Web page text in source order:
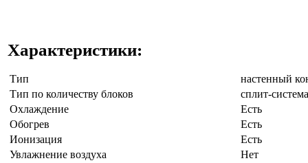
Характеристики:
Тип
настенный
Тип по количеству блоков
сплит-система
Охлаждение
Есть
Обогрев
Есть
Ионизация
Есть
Увлажнение воздуха
Нет